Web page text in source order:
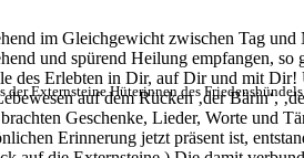
der Externsteine Hüterinnen des Friedensbündels